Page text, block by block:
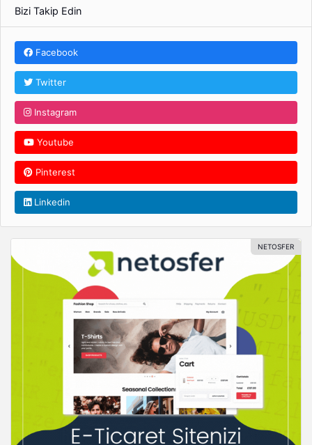
Bizi Takip Edin
Facebook
Twitter
Instagram
Youtube
Pinterest
Linkedin